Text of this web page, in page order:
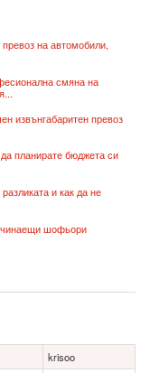
на автомобили,
смяна на
извънгабаритен превоз
планирате бюджета си
и как да не
шофьори
krisoo